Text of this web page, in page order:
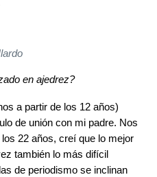
en ajedrez?
a partir de los 12 años)
de unión con mi padre. Nos
22 años, creí que lo mejor
también lo más difícil
de periodismo se inclinan